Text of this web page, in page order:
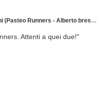
Runners - Alberto bressan)